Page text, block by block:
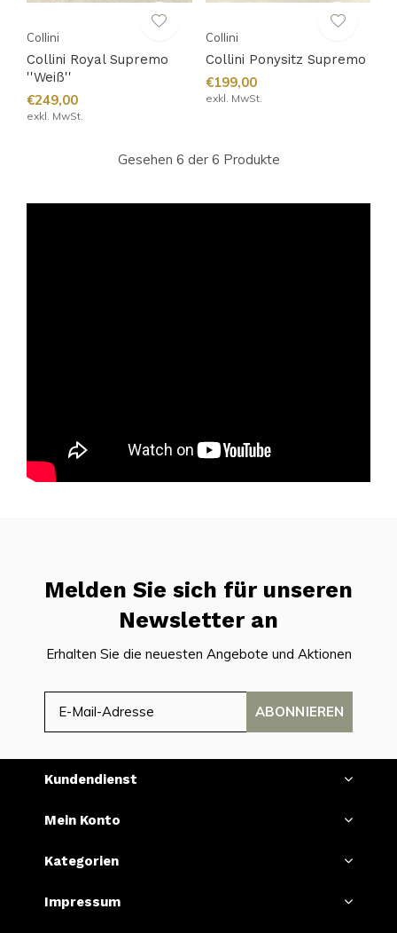
Collini
Collini Royal Supremo
''Weiß''
€249,00
exkl. MwSt.
Collini
Collini Ponysitz Supremo
€199,00
exkl. MwSt.
Gesehen 6 der 6 Produkte
Melden Sie sich für unseren
Newsletter an
Erhalten Sie die neuesten Angebote und Aktionen
ABONNIEREN
Kundendienst
Mein Konto
Kategorien
Impressum